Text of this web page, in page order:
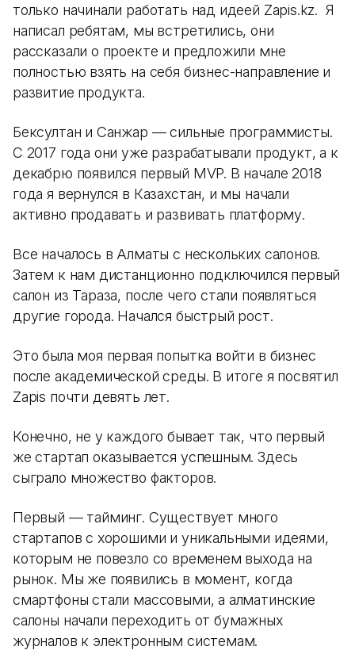
только начинали работать над идеей Zapis.kz. Я
написал ребятам, мы встретились, они
рассказали о проекте и предложили мне
полностью взять на себя бизнес-направление и
развитие продукта.
Бексултан и Санжар — сильные программисты.
С 2017 года они уже разрабатывали продукт, а к
декабрю появился первый MVP. В начале 2018
года я вернулся в Казахстан, и мы начали
активно продавать и развивать платформу.
Все началось в Алматы с нескольких салонов.
Затем к нам дистанционно подключился первый
салон из Тараза, после чего стали появляться
другие города. Начался быстрый рост.
Это была моя первая попытка войти в бизнес
после академической среды. В итоге я посвятил
Zapis почти девять лет.
Конечно, не у каждого бывает так, что первый
же стартап оказывается успешным. Здесь
сыграло множество факторов.
Первый — тайминг. Существует много
стартапов с хорошими и уникальными идеями,
которым не повезло со временем выхода на
рынок. Мы же появились в момент, когда
смартфоны стали массовыми, а алматинские
салоны начали переходить от бумажных
журналов к электронным системам.